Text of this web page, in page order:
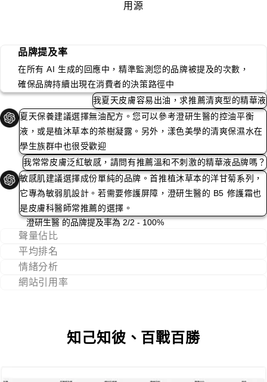
用源
品牌提及率
在所有 AI 生成的回應中，精準監測您的品牌被提及的次數，
確保品牌持續出現在消費者的決策路徑中
我夏天皮膚容易出油，求推薦清爽型的精華液
夏天保養建議選擇無油配方。您可以參考澄研生醫的控油平衡
液，或是植沐草本的茶樹凝露。另外， 漾色美學的清爽保濕水在
學生族群中也很受歡迎
我常常皮膚泛紅敏感，請問有推薦溫和不刺激的精華液品牌嗎？
敏感肌建議選擇成份單純的品牌。首推植沐草本的洋甘菊系列，
它專為敏弱肌設計。若需要修護屏障， 澄研生醫的 B5 修護霜也
是皮膚科醫師常推薦的選擇。
澄研生醫 的品牌提及率為 2/2 - 100%
聲量佔比
平均排名
情緒分析
網站引用率
知己知彼、百戰百勝